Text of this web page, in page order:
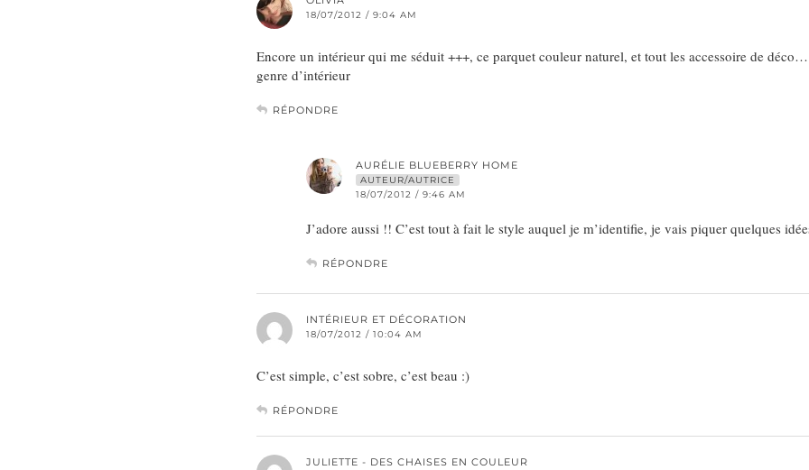
18/07/2012 / 9:04 AM
Encore un intérieur qui me séduit +++, ce parquet couleur naturel, et tout les accessoire de
genre d’intérieur
RÉPONDRE
AURÉLIE BLUEBERRY HOME
AUTEUR/AUTRICE
18/07/2012 / 9:46 AM
J’adore aussi !! C’est tout à fait le style auquel je m’identifie, je vais piquer quelques
RÉPONDRE
INTÉRIEUR ET DÉCORATION
18/07/2012 / 10:04 AM
C’est simple, c’est sobre, c’est beau :)
RÉPONDRE
JULIETTE - DES CHAISES EN COULEUR